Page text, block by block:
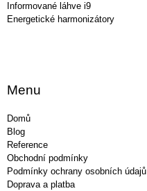
Informované láhve i9
Energetické harmonizátory
Menu
Domů
Blog
Reference
Obchodní podmínky
Podmínky ochrany osobních údajů
Doprava a platba